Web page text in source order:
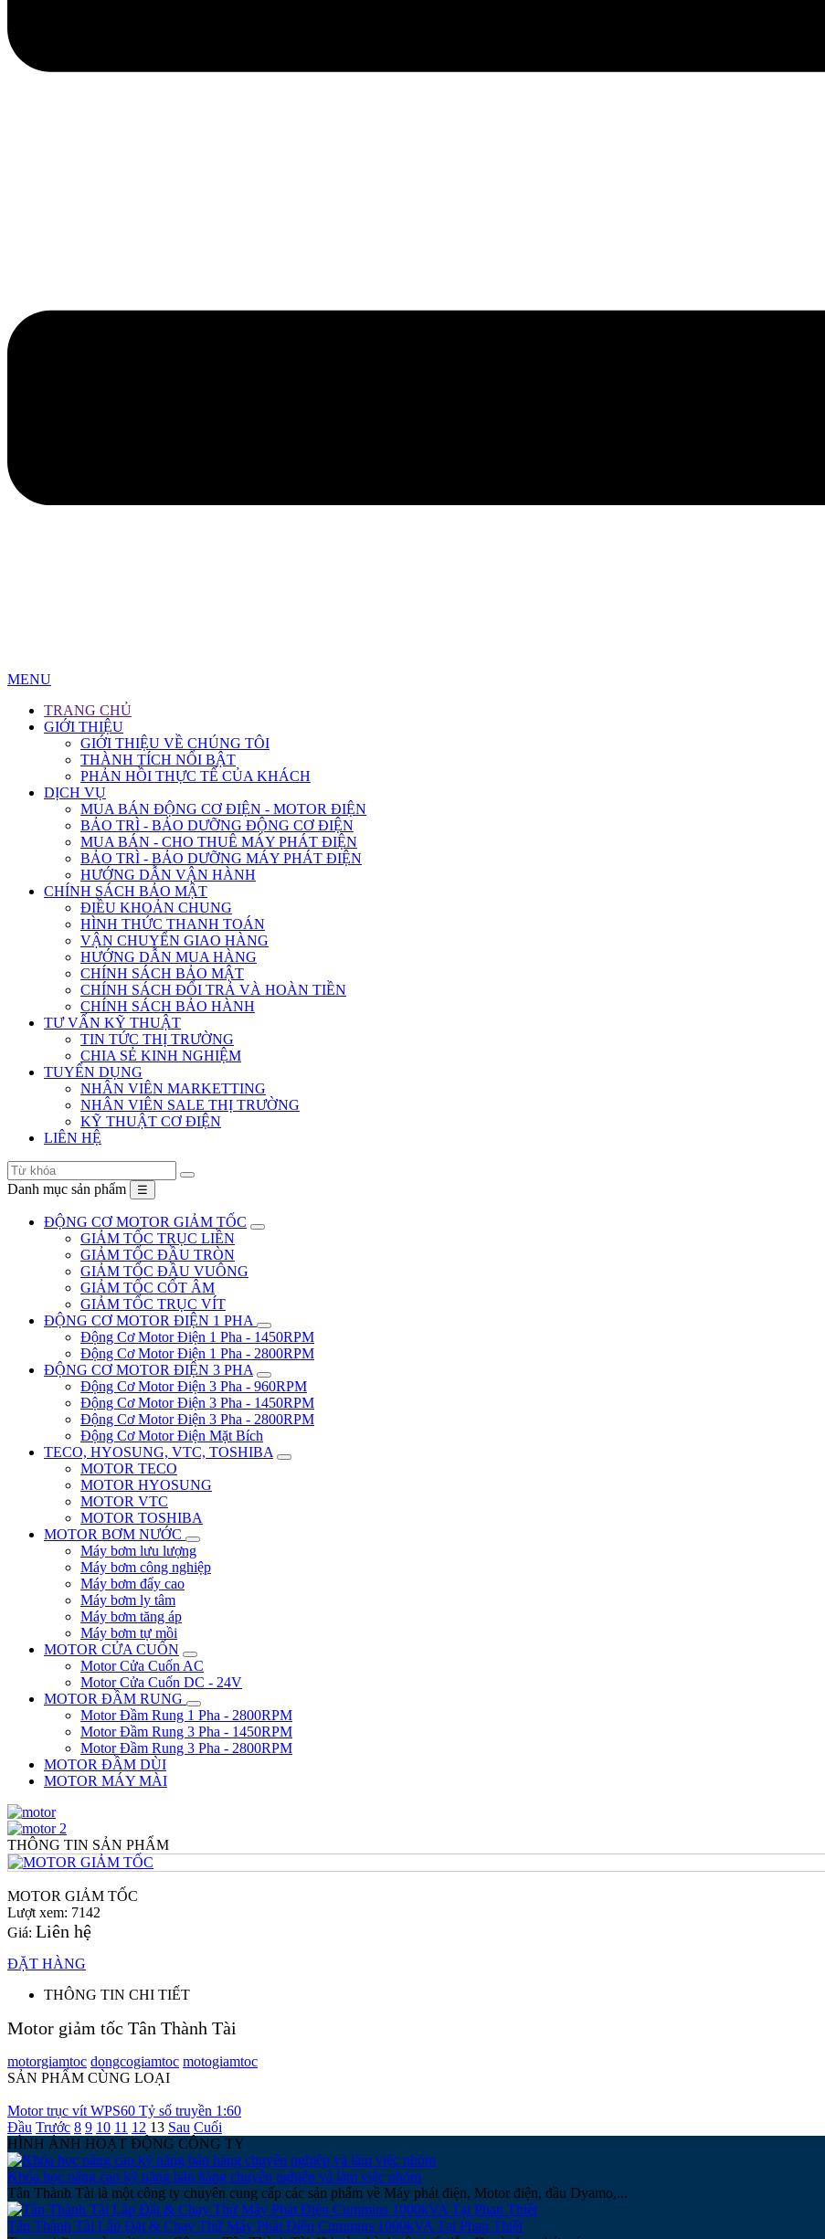
MENU
TRANG CHỦ
GIỚI THIỆU
GIỚI THIỆU VỀ CHÚNG TÔI
THÀNH TÍCH NỔI BẬT
PHẢN HỒI THỰC TẾ CỦA KHÁCH
DỊCH VỤ
MUA BÁN ĐỘNG CƠ ĐIỆN - MOTOR ĐIỆN
BẢO TRÌ - BẢO DƯỠNG ĐỘNG CƠ ĐIỆN
MUA BÁN - CHO THUÊ MÁY PHÁT ĐIỆN
BẢO TRÌ - BẢO DƯỠNG MÁY PHÁT ĐIỆN
HƯỚNG DẪN VẬN HÀNH
CHÍNH SÁCH BẢO MẬT
ĐIỀU KHOẢN CHUNG
HÌNH THỨC THANH TOÁN
VẬN CHUYỂN GIAO HÀNG
HƯỚNG DẪN MUA HÀNG
CHÍNH SÁCH BẢO MẬT
CHÍNH SÁCH ĐỔI TRẢ VÀ HOÀN TIỀN
CHÍNH SÁCH BẢO HÀNH
TƯ VẤN KỸ THUẬT
TIN TỨC THỊ TRƯỜNG
CHIA SẺ KINH NGHIỆM
TUYỂN DỤNG
NHÂN VIÊN MARKETTING
NHÂN VIÊN SALE THỊ TRƯỜNG
KỸ THUẬT CƠ ĐIỆN
LIÊN HỆ
Danh mục sản phẩm ☰
ĐỘNG CƠ MOTOR GIẢM TỐC
GIẢM TỐC TRỤC LIỀN
GIẢM TỐC ĐẦU TRÒN
GIẢM TỐC ĐẦU VUÔNG
GIẢM TỐC CỐT ÂM
GIẢM TỐC TRỤC VÍT
ĐỘNG CƠ MOTOR ĐIỆN 1 PHA
Động Cơ Motor Điện 1 Pha - 1450RPM
Động Cơ Motor Điện 1 Pha - 2800RPM
ĐỘNG CƠ MOTOR ĐIỆN 3 PHA
Động Cơ Motor Điện 3 Pha - 960RPM
Động Cơ Motor Điện 3 Pha - 1450RPM
Động Cơ Motor Điện 3 Pha - 2800RPM
Động Cơ Motor Điện Mặt Bích
TECO, HYOSUNG, VTC, TOSHIBA
MOTOR TECO
MOTOR HYOSUNG
MOTOR VTC
MOTOR TOSHIBA
MOTOR BƠM NƯỚC
Máy bơm lưu lượng
Máy bơm công nghiệp
Máy bơm đẩy cao
Máy bơm ly tâm
Máy bơm tăng áp
Máy bơm tự mồi
MOTOR CỬA CUỐN
Motor Cửa Cuốn AC
Motor Cửa Cuốn DC - 24V
MOTOR ĐẦM RUNG
Motor Đầm Rung 1 Pha - 2800RPM
Motor Đầm Rung 3 Pha - 1450RPM
Motor Đầm Rung 3 Pha - 2800RPM
MOTOR ĐẦM DÙI
MOTOR MÁY MÀI
THÔNG TIN SẢN PHẨM
MOTOR GIẢM TỐC
Lượt xem: 7142
Giá: Liên hệ
ĐẶT HÀNG
THÔNG TIN CHI TIẾT
Motor giảm tốc Tân Thành Tài
motorgiamtoc dongcogiamtoc motogiamtoc
SẢN PHẨM CÙNG LOẠI
Motor trục vít WPS60 Tỷ số truyền 1:60
Đầu Trước 8 9 10 11 12 13 Sau Cuối
HÌNH ẢNH HOẠT ĐỘNG CÔNG TY
Khóa học nâng cao kỹ năng bán hàng chuyên nghiệp và làm việc nhóm
Tân Thành Tài là một công ty chuyên cung cấp các sản phẩm về Máy phát điện, Motor điện, đầu Dyamo,...
Tân Thành Tài Lắp Đặt & Chạy Thử Máy Phát Điện Cummins 1000kVA Tại Phan Thiết